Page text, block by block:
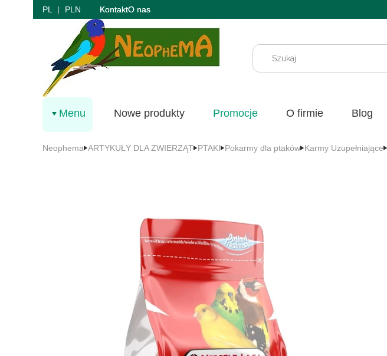
PL PLN KontaktO nas
Menu Nowe produkty Promocje O firmie Blog
Neophema ARTYKUŁY DLA ZWIERZĄT PTAKI Pokarmy dla ptaków Karmy Uzupełniające